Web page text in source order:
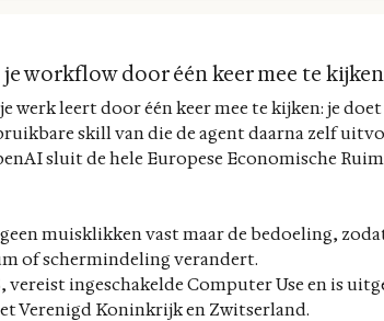
workflow door één keer mee te kijken
werk leert door één keer mee te kijken: je
skill van die de agent daarna zelf
sluit de hele Europese Economische
muisklikken vast maar de bedoeling,
of schermindeling verandert.
vereist ingeschakelde Computer Use en is
Verenigd Koninkrijk en Zwitserland.